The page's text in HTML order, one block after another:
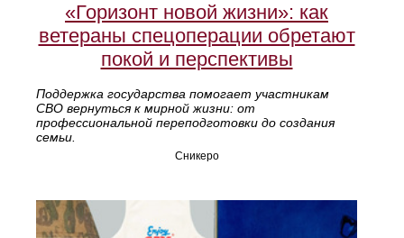
«Горизонт новой жизни»: как
ветераны спецоперации обретают
покой и перспективы
Поддержка государства помогает участникам
СВО вернуться к мирной жизни: от
профессиональной переподготовки до создания
семьи.
Сникеро